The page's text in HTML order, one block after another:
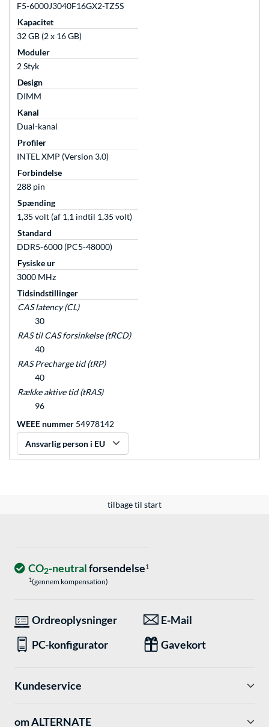
F5-6000J3040F16GX2-TZ5S
Kapacitet
32 GB (2 x 16 GB)
Moduler
2 Styk
Design
DIMM
Kanal
Dual-kanal
Profiler
INTEL XMP (Version 3.0)
Forbindelse
288 pin
Spænding
1,35 volt (af 1,1 indtil 1,35 volt)
Standard
DDR5-6000 (PC5-48000)
Fysiske ur
3000 MHz
Tidsindstillinger
CAS latency (CL)
30
RAS til CAS forsinkelse (tRCD)
40
RAS Precharge tid (tRP)
40
Række aktive tid (tRAS)
96
WEEE nummer 54978142
Ansvarlig person i EU
tilbage til start
CO2-neutralforsendelse1
1(gennem kompensation)
Ordreoplysninger
E-Mail
PC-konfigurator
Gavekort
Kundeservice
om ALTERNATE